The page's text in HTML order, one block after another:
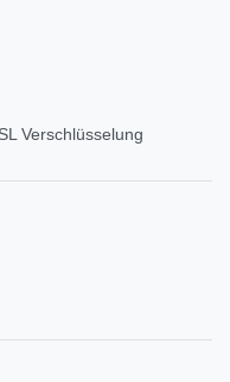
Verschlüsselung